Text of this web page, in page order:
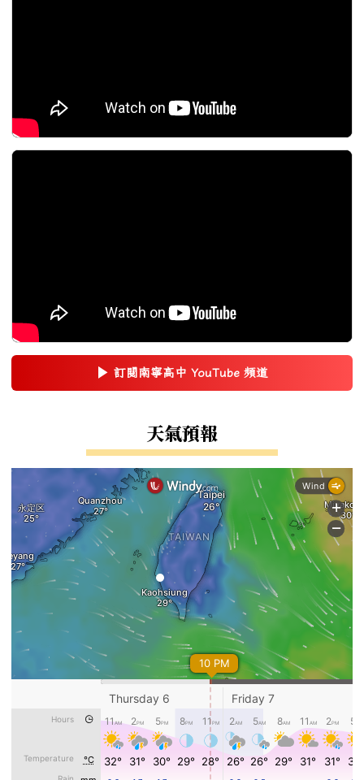
▶ 訂閱南寧高中 YouTube 頻道
(另開新視窗)
天氣預報